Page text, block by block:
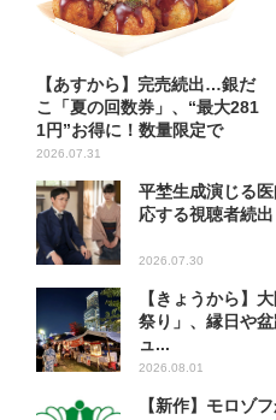
【あすから】完売続出…銀だ
こ「夏の回数券」、“最大281
1円”お得に！数量限定で
2026.07.31
平埜生成演じる
応する視聴者続出
2026.07.30
【きょうから】
祭り」、縁日や
ュ...
2026.08.01
【新作】モロゾ